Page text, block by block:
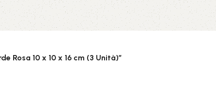
Rosa 10 x 10 x 16 cm (3 Unità)”